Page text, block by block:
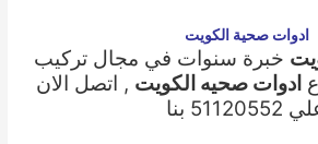
ادوات صحية الكويت
خبرة سنوات في مجال تركيب
ادوات صحيه الكويت , اتصل الان
بنا